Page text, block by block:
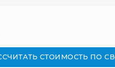
СТОИМОСТЬ ПО